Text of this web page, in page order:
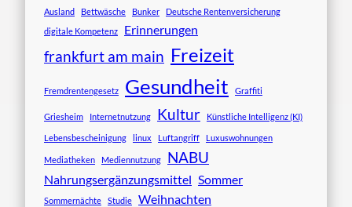
Ausland Bettwäsche Bunker
Deutsche Rentenversicherung
digitale Kompetenz
Erinnerungen
frankfurt am main Freizeit
Fremdrentengesetz Gesundheit Graffiti
Griesheim Internetnutzung Kultur Künstliche Intelligenz (KI)
Lebensbescheinigung linux Luftangriff Luxuswohnungen
Mediatheken Mediennutzung NABU
Nahrungsergänzungsmittel Sommer
Sommernächte Studie Weihnachten